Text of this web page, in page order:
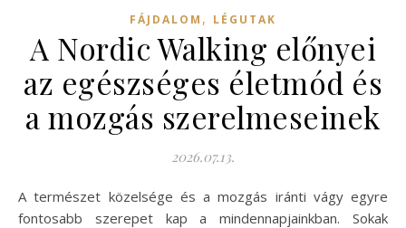
FÁJDALOM , LÉGUTAK
A Nordic Walking előnyei
az egészséges életmód és
a mozgás szerelmeseinek
2026.07.13.
A természet közelsége és a mozgás iránti vágy egyre
fontosabb szerepet kap a mindennapjainkban. Sokak